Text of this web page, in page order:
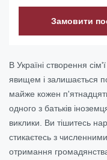
Замовити
В Україні створення
явищем і залишається
майже кожен
одного з батьків
виклики. Ви тішитесь
стикаєтесь з
отримання